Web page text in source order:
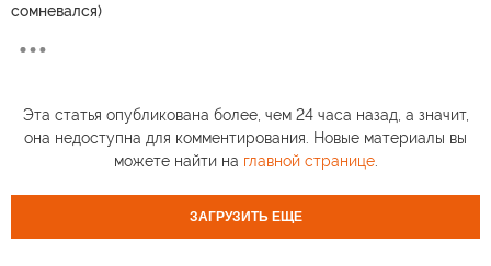
сомневался)
Эта статья опубликована более, чем 24 часа назад, а значит,
она недоступна для комментирования. Новые материалы вы
можете найти на главной странице.
ЗАГРУЗИТЬ ЕЩЕ